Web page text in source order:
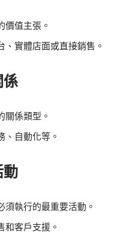
價值主張。
實體店面或直接銷售。
係
關係類型。
、自動化等。
動
須執行的最重要活動。
和客戶支援。